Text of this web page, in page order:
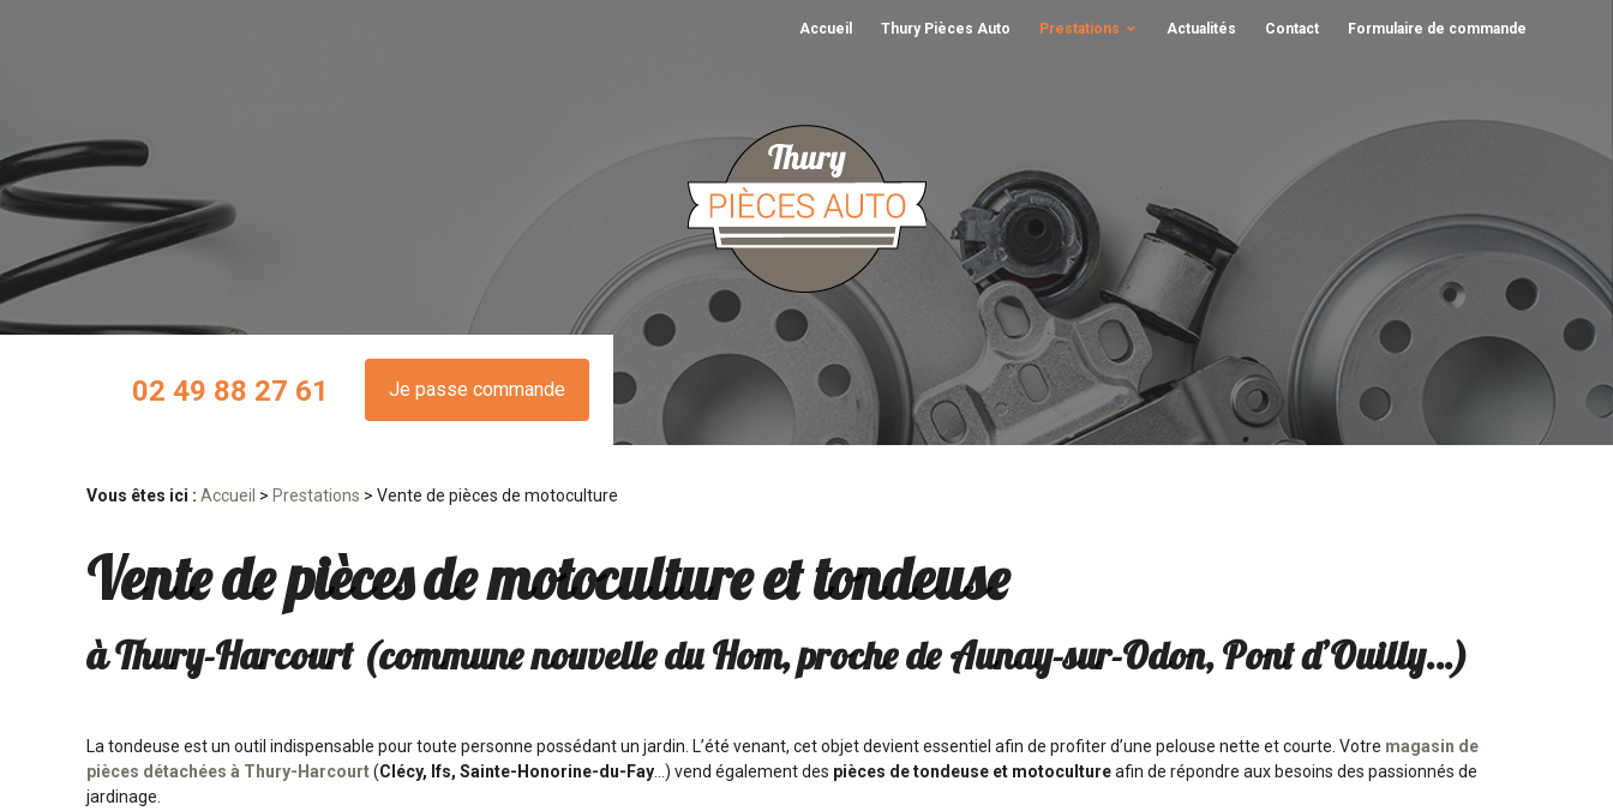
Accueil Thury Pièces Auto Prestations Actualités Contact Formulaire de commande
02 49 88 27 61 Je passe commande
Vous êtes ici : Accueil > Prestations > Vente de pièces de motoculture
Vente de pièces de motoculture et tondeuse
à Thury-Harcourt (commune nouvelle du Hom, proche de Aunay-sur-Odon, Pont d’Ouilly…)
La tondeuse est un outil indispensable pour toute personne possédant un jardin. L’été venant, cet objet devient essentiel afin de profiter d’une pelouse nette et courte. Votre magasin de
pièces détachées à Thury-Harcourt(Clécy, Ifs, Sainte-Honorine-du-Fay…) vend également des pièces de tondeuse et motocultureafin de répondre aux besoins des passionnés de
jardinage.